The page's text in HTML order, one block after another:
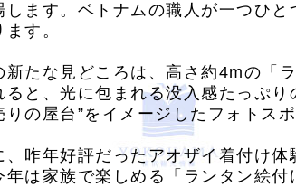
します。ベトナムの職人が一つひ
す。
新たな見どころは、高さ約4mの「
ると、光に包まれる没入感たっぷ
りの屋台”をイメージしたフォトス
、昨年好評だったアオザイ着付け
年は家族で楽しめる「ランタン絵